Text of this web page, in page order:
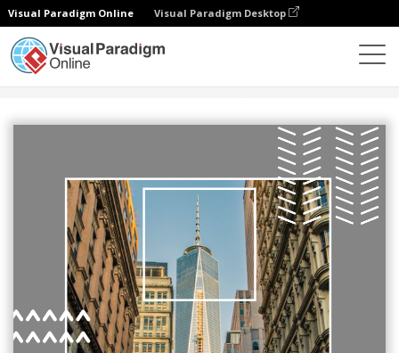
Visual Paradigm Online Visual Paradigm Desktop